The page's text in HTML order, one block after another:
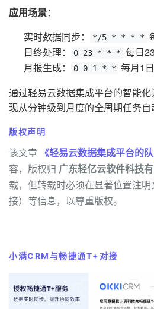
应用场景：
实时数据同步：
*/5 * * * *
日终处理：
0 23 * * * 每日
月报生成：
0 0 1 * * 每月1
通过轻易云数据集成平台的智能
现从分钟级到月度的全周期任务自
版权声明
该文章 《轻易云数据集成平台的
容，版权归 广东轻亿云软件科技
载，但转载时必须在显著位置注
接）等信息，以尊重版权。
小满CRM与畅捷通T+对接